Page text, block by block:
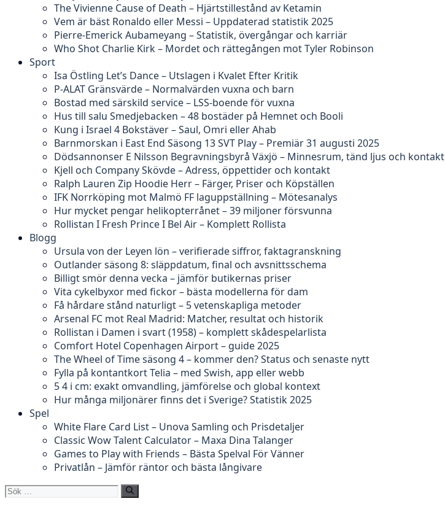
The Vivienne Cause of Death – Hjärtstillestånd av Ketamin
Vem är bäst Ronaldo eller Messi – Uppdaterad statistik 2025
Pierre-Emerick Aubameyang – Statistik, övergångar och karriär
Who Shot Charlie Kirk – Mordet och rättegången mot Tyler Robinson
Sport
Isa Östling Let’s Dance – Utslagen i Kvalet Efter Kritik
P-ALAT Gränsvärde – Normalvärden vuxna och barn
Bostad med särskild service – LSS-boende för vuxna
Hus till salu Smedjebacken – 48 bostäder på Hemnet och Booli
Kung i Israel 4 Bokstäver – Saul, Omri eller Ahab
Barnmorskan i East End Säsong 13 SVT Play – Premiär 31 augusti 2025
Dödsannonser E Nilsson Begravningsbyrå Växjö – Minnesrum, tänd ljus och kontakt
Kjell och Company Skövde – Adress, öppettider och kontakt
Ralph Lauren Zip Hoodie Herr – Färger, Priser och Köpställen
IFK Norrköping mot Malmö FF laguppställning – Mötesanalys
Hur mycket pengar helikopterrånet – 39 miljoner försvunna
Rollistan I Fresh Prince I Bel Air – Komplett Rollista
Blogg
Ursula von der Leyen lön – verifierade siffror, faktagranskning
Outlander säsong 8: släppdatum, final och avsnittsschema
Billigt smör denna vecka – jämför butikernas priser
Vita cykelbyxor med fickor – bästa modellerna för dam
Få hårdare stånd naturligt – 5 vetenskapliga metoder
Arsenal FC mot Real Madrid: Matcher, resultat och historik
Rollistan i Damen i svart (1958) – komplett skådespelarlista
Comfort Hotel Copenhagen Airport – guide 2025
The Wheel of Time säsong 4 – kommer den? Status och senaste nytt
Fylla på kontantkort Telia – med Swish, app eller webb
5 4 i cm: exakt omvandling, jämförelse och global kontext
Hur många miljonärer finns det i Sverige? Statistik 2025
Spel
White Flare Card List – Unova Samling och Prisdetaljer
Classic Wow Talent Calculator – Maxa Dina Talanger
Games to Play with Friends – Bästa Spelval För Vänner
Privatlån – Jämför räntor och bästa långivare
Sök